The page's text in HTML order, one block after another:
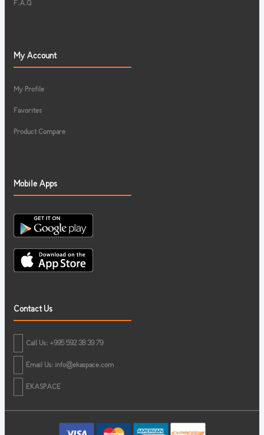
F.A.Q
My Account
My Profile
Favorites
Product Compare
Mobile Apps
Contact Us
Call Us: +995 592 38 39 79
Email Us: info@ekaspace.com
EKASPACE